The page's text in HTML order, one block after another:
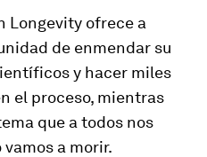
Longevity ofrece a
de enmendar su
y hacer miles
el proceso, mientras
que a todos nos
a morir.